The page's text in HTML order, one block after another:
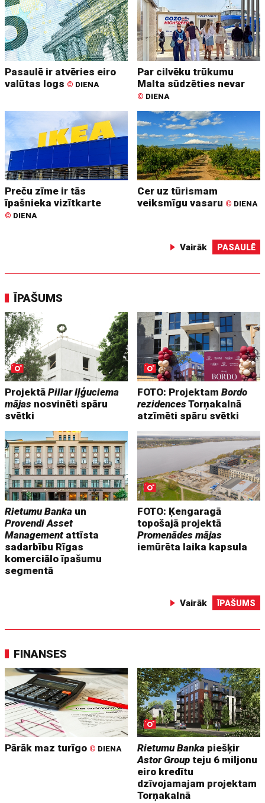
Pasaulē ir atvēries eiro
valūtas logs © DIENA
Par cilvēku trūkumu
Malta sūdzēties nevar
© DIENA
Preču zīme ir tās
īpašnieka vizītkarte
© DIENA
Cer uz tūrismam
veiksmīgu vasaru © DIENA
Vairāk PASAULĒ
ĪPAŠUMS
ProjektāPillar Iļģuciema
mājas nosvinēti spāru
svētki
FOTO: ProjektamBordo
rezidencesTorņakalnā
atzīmēti spāru svētki
Rietumu Banka un
Provendi Asset
Management attīsta
sadarbību Rīgas
komerciālo īpašumu
segmentā
FOTO: Ķengaragā
topošajā projektā
Promenādes mājas
iemūrēta laika kapsula
Vairāk ĪPAŠUMS
FINANSES
Pārāk maz turīgo © DIENA Rietumu Banka piešķir
Astor Group teju 6 miljonu
eiro kredītu
dzīvojamajam projektam
Torņakalnā